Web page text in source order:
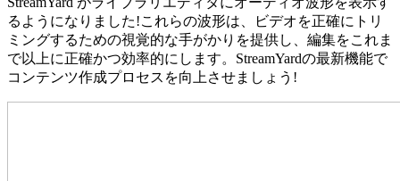
るようになりました!これらの波形は、ビデオを正確にトリ
ミングするための視覚的な手がかりを提供し、編集をこれま
で以上に正確かつ効率的にします。StreamYardの最新機能で
コンテンツ作成プロセスを向上させましょう!